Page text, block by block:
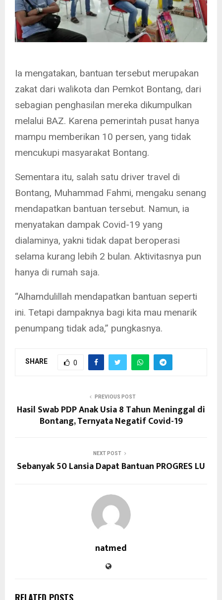
Ia mengatakan, bantuan tersebut merupakan
zakat dari walikota dan Pemkot Bontang, dari
sebagian penghasilan mereka dikumpulkan
melalui BAZ. Karena pemerintah pusat hanya
mampu memberikan 10 persen, yang tidak
mencukupi masyarakat Bontang.
Sementara itu, salah satu driver travel di
Bontang, Muhammad Fahmi, mengaku senang
mendapatkan bantuan tersebut. Namun, ia
menyatakan dampak Covid-19 yang
dialaminya, yakni tidak dapat beroperasi
selama kurang lebih 2 bulan. Aktivitasnya pun
hanya di rumah saja.
“Alhamdulillah mendapatkan bantuan seperti
ini. Tetapi dampaknya bagi kita mau menarik
penumpang tidak ada,” pungkasnya.
SHARE 0
PREVIOUS POST
Hasil Swab PDP Anak Usia 8 Tahun Meninggal di
Bontang, Ternyata Negatif Covid-19
NEXT POST
Sebanyak 50 Lansia Dapat Bantuan PROGRES LU
natmed